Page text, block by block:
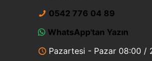
0542 776 04 89
WhatsApp'tan Yazın
Pazartesi - Pazar 08:00 /